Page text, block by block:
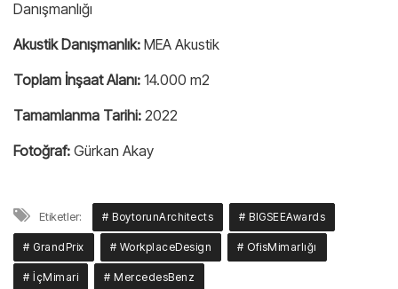
Danışmanlığı
Akustik Danışmanlık: MEA Akustik
Toplam İnşaat Alanı: 14.000 m2
Tamamlanma Tarihi: 2022
Fotoğraf: Gürkan Akay
Etiketler: # BoytorunArchitects # BIGSEEAwards
# GrandPrix # WorkplaceDesign # OfisMimarlığı
# İçMimari # MercedesBenz